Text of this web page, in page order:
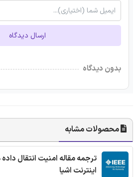
ارسال دیدگاه
بدون دیدگاه
محصولات مشابه
اینترنت اشیا